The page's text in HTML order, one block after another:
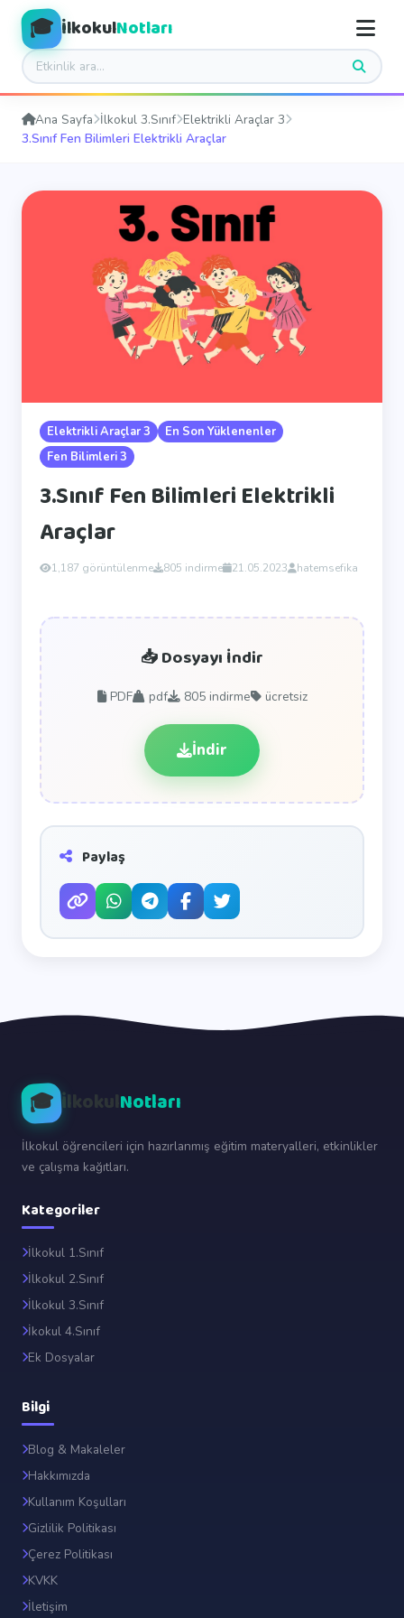
🎓 İlkokulNotları
Ana Sayfa İlkokul 3.Sınıf Elektrikli Araçlar 3
3.Sınıf Fen Bilimleri Elektrikli Araçlar
Elektrikli Araçlar 3
En Son Yüklenenler
Fen Bilimleri 3
3.Sınıf Fen Bilimleri Elektrikli
Araçlar
1,187 görüntülenme 805 indirme 21.05.2023 hatemsefika
📥 Dosyayı İndir
PDF pdf 805indirme ücretsiz
İndir
Paylaş
🎓 İlkokulNotları
İlkokul öğrencileri için hazırlanmış eğitim materyalleri, etkinlikler
ve çalışma kağıtları.
Kategoriler
İlkokul 1.Sınıf
İlkokul 2.Sınıf
İlkokul 3.Sınıf
İkokul 4.Sınıf
Ek Dosyalar
Bilgi
Blog & Makaleler
Hakkımızda
Kullanım Koşulları
Gizlilik Politikası
Çerez Politikası
KVKK
İletişim